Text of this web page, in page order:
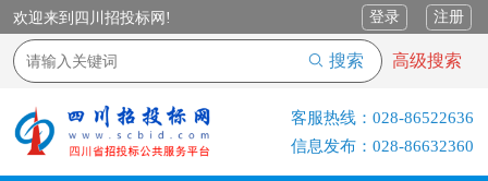
欢迎来到四川招投标网! 登录 注册
搜索 高级搜索
客服热线： 028-86522636
信息发布： 028-86632360